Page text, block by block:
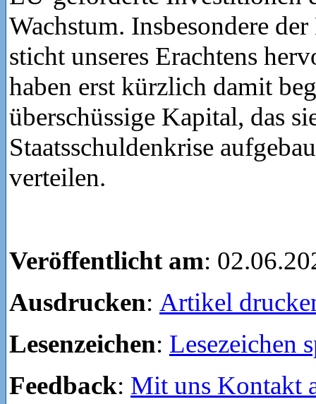
Wachstum. Insbesondere
sticht unseres Erachtens
haben erst kürzlich damit
überschüssige Kapital, das
Staatsschuldenkrise
verteilen.
Veröffentlicht am:
Ausdrucken: Artikel
Lesenzeichen: Lesezeichen
Feedback: Mit uns Kontakt